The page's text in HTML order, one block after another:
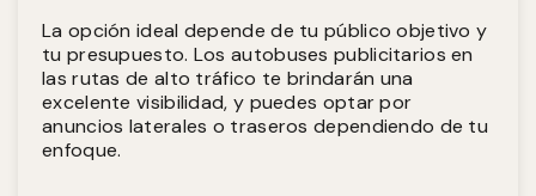
La opción ideal depende de tu público objetivo y
tu presupuesto. Los autobuses publicitarios en
las rutas de alto tráfico te brindarán una
excelente visibilidad, y puedes optar por
anuncios laterales o traseros dependiendo de tu
enfoque.